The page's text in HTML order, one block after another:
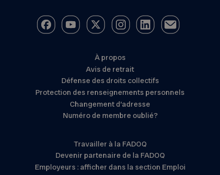
À propos
Avis de retrait
Défense des droits collectifs
Protection des renseignements personnels
Changement d’adresse
Numéro de membre oublié?
Travailler à la FADOQ
Devenir partenaire de la FADOQ
Employeurs : afficher dans la section Emploi